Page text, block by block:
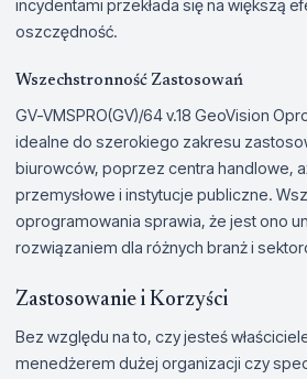
incydentami przekłada się na większą
oszczędność.
Wszechstronność Zastosowań
GV-VMSPRO(GV)/64 v.18 GeoVision
idealne do szerokiego zakresu
biurowców, poprzez centra handlowe,
przemysłowe i instytucje publiczne.
oprogramowania sprawia, że jest ono
rozwiązaniem dla różnych branż i
Zastosowanie i Korzyści
Bez względu na to, czy jesteś
menedżerem dużej organizacji czy